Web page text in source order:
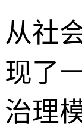
从社
现了
治理